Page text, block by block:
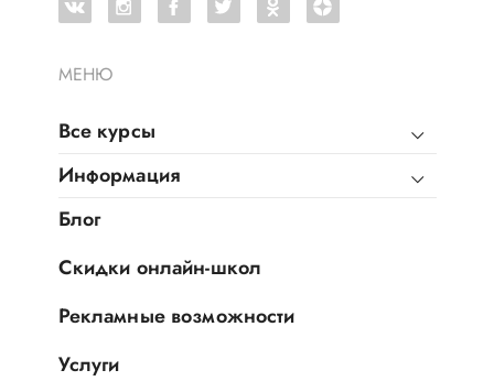
МЕНЮ
Все курсы
Информация
Блог
Скидки онлайн-школ
Рекламные возможности
Услуги